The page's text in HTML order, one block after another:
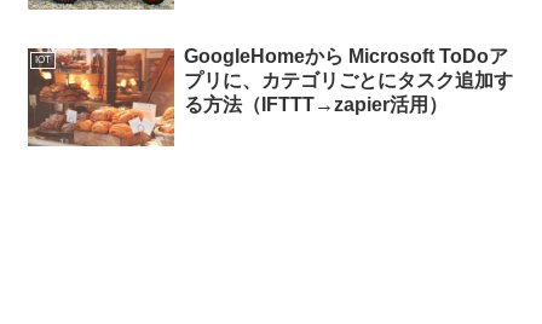
IOT
GoogleHomeから Microsoft ToDoア
プリに、カテゴリごとにタスク追加す
る方法（IFTTT→zapier活用）